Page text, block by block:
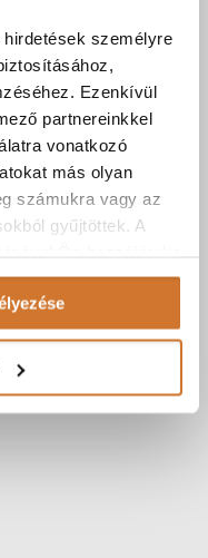
személyre
Ezenkívül
partnereinkkel
vonatkozó
más olyan
számukra vagy az
gyűjtöttek. A
munkához is!